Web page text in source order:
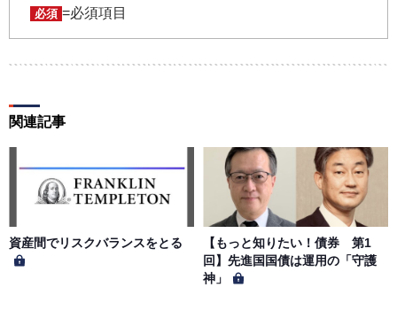
パスワードの第三者への漏洩、利用許諾、貸与、譲渡、名
用によって生じた損害の責任は、会員が負うものとし、当
第５条（著作権）
本サイトに掲載された情報、写真、その他の著作物は、当
社もしくは著作物の著作者または著作権者に帰属するもの
とします。会員は、当社著作物について複製、転用、公衆
送信、譲渡、翻案および翻訳などの著作権、商標権などを
侵害する行為を行ってはならないものとします。
第６条（サービス内容の停止・変更）
必須 =必須項目
関連記事
資産間でリスクバランスをとる
【もっと知りたい！債券 第1
回】先進国国債は運用の「守護
神」